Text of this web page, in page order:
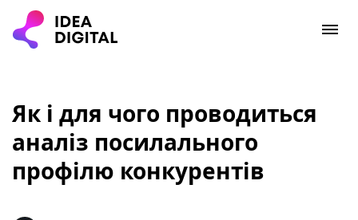
Як і для чого проводиться
аналіз посилального
профілю конкурентів